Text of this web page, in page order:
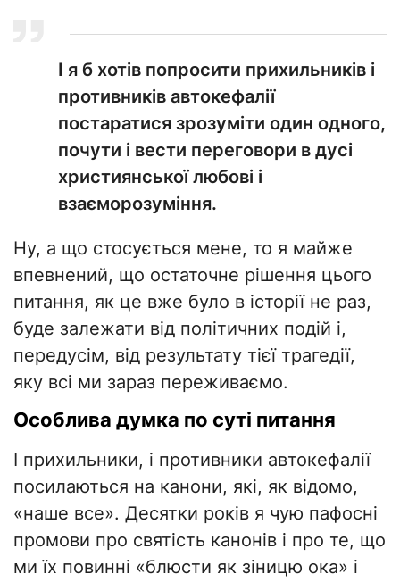
І я б хотів попросити прихильників і
противників автокефалії
постаратися зрозуміти один одного,
почути і вести переговори в дусі
християнської любові і
взаєморозуміння.
Ну, а що стосується мене, то я майже
впевнений, що остаточне рішення цього
питання, як це вже було в історії не раз,
буде залежати від політичних подій і,
передусім, від результату тієї трагедії,
яку всі ми зараз переживаємо.
Особлива думка по суті питання
І прихильники, і противники автокефалії
посилаються на канони, які, як відомо,
«наше все». Десятки років я чую пафосні
промови про святість канонів і про те, що
ми їх повинні «блюсти як зіницю ока» і